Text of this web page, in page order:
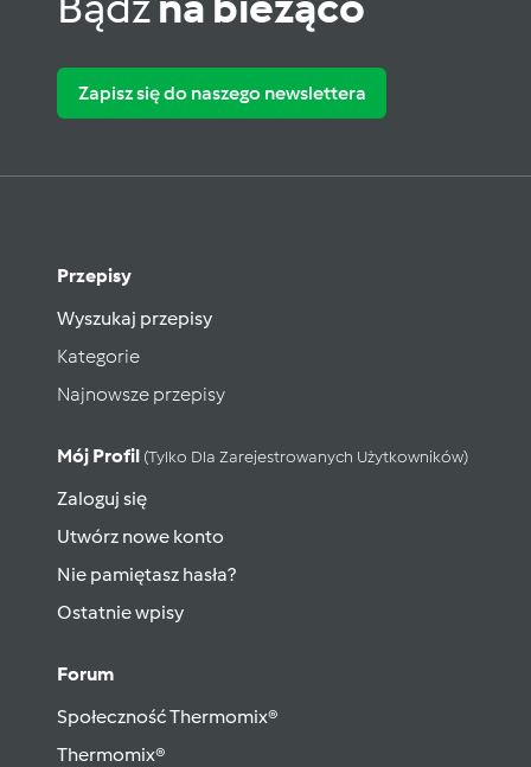
Zapisz się do naszego newslettera
Przepisy
Wyszukaj przepisy
Kategorie
Najnowsze przepisy
Mój Profil (tylko Dla Zarejestrowanych Użytkowników)
Zaloguj się
Utwórz nowe konto
Nie pamiętasz hasła?
Ostatnie wpisy
Forum
Społeczność Thermomix®
Thermomix®